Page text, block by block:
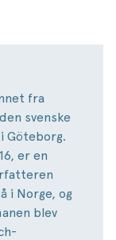
fra
svenske
Göteborg.
er en
i Norge, og
blev